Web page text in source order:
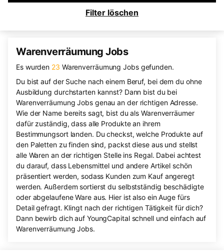
Filter löschen
Warenverräumung Jobs
Es wurden 23 Warenverräumung Jobs gefunden.
Du bist auf der Suche nach einem Beruf, bei dem du ohne
Ausbildung durchstarten kannst? Dann bist du bei
Warenverräumung Jobs genau an der richtigen Adresse.
Wie der Name bereits sagt, bist du als Warenverräumer
dafür zuständig, dass alle Produkte an ihrem
Bestimmungsort landen. Du checkst, welche Produkte auf
den Paletten zu finden sind, packst diese aus und stellst
alle Waren an der richtigen Stelle ins Regal. Dabei achtest
du darauf, dass Lebensmittel und andere Artikel schön
präsentiert werden, sodass Kunden zum Kauf angeregt
werden. Außerdem sortierst du selbstständig beschädigte
oder abgelaufene Ware aus. Hier ist also ein Auge fürs
Detail gefragt. Klingt nach der richtigen Tätigkeit für dich?
Dann bewirb dich auf YoungCapital schnell und einfach auf
Warenverräumung Jobs.